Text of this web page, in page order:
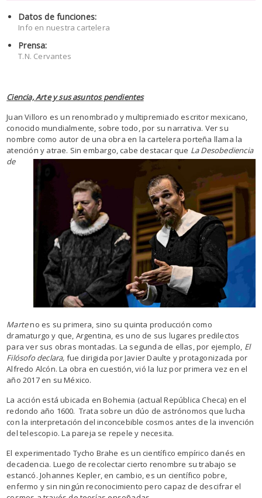
Datos de funciones:
Info en nuestra cartelera
Prensa:
T.N. Cervantes
Ciencia, Arte y sus asuntos pendientes
Juan Villoro es un renombrado y multipremiado escritor mexicano,
conocido mundialmente, sobre todo, por su narrativa. Ver su
nombre como autor de una obra en la cartelera porteña llama la
atención y atrae. Sin embargo, cabe destacar que La Desobediencia
de
Marteno es su primera, sino su quinta producción como
dramaturgo y que, Argentina, es uno de sus lugares predilectos
para ver sus obras montadas. La segunda de ellas, por ejemplo, El
Filósofo declara, fue dirigida por Javier Daulte y protagonizada por
Alfredo Alcón. La obra en cuestión, vió la luz por primera vez en el
año 2017 en su México.
La acción está ubicada en Bohemia (actual República Checa) en el
redondo año 1600. Trata sobre un dúo de astrónomos que lucha
con la interpretación del inconcebible cosmos antes de la invención
del telescopio. La pareja se repele y necesita.
El experimentado Tycho Brahe es un científico empírico danés en
decadencia. Luego de recolectar cierto renombre su trabajo se
estancó. Johannes Kepler, en cambio, es un científico pobre,
enfermo y sin ningún reconocimiento pero capaz de descifrar el